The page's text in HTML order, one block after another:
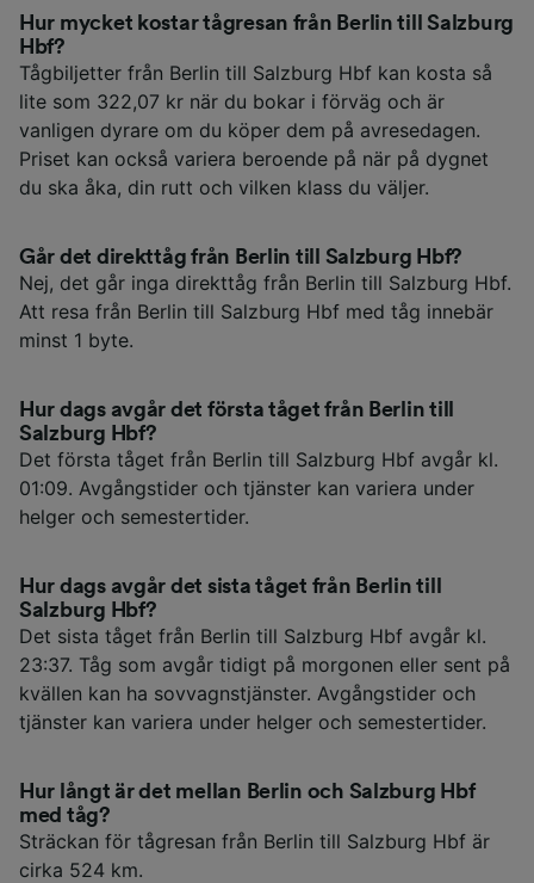
Hur mycket kostar tågresan från Berlin till Salzburg
Hbf?
Tågbiljetter från Berlin till Salzburg Hbf kan kosta så
lite som 322,07 kr när du bokar i förväg och är
vanligen dyrare om du köper dem på avresedagen.
Priset kan också variera beroende på när på dygnet
du ska åka, din rutt och vilken klass du väljer.
Går det direkttåg från Berlin till Salzburg Hbf?
Nej, det går inga direkttåg från Berlin till Salzburg Hbf.
Att resa från Berlin till Salzburg Hbf med tåg innebär
minst 1 byte.
Hur dags avgår det första tåget från Berlin till
Salzburg Hbf?
Det första tåget från Berlin till Salzburg Hbf avgår kl.
01:09. Avgångstider och tjänster kan variera under
helger och semestertider.
Hur dags avgår det sista tåget från Berlin till
Salzburg Hbf?
Det sista tåget från Berlin till Salzburg Hbf avgår kl.
23:37. Tåg som avgår tidigt på morgonen eller sent på
kvällen kan ha sovvagnstjänster. Avgångstider och
tjänster kan variera under helger och semestertider.
Hur långt är det mellan Berlin och Salzburg Hbf
med tåg?
Sträckan för tågresan från Berlin till Salzburg Hbf är
cirka 524 km.